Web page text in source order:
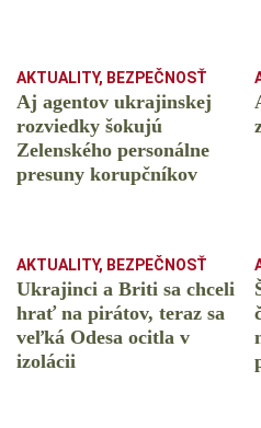
AKTUALITY, BEZPEČNOSŤ
Aj agentov ukrajinskej
rozviedky šokujú
Zelenského personálne
presuny korupčníkov
AKTUALITY, BEZPEČNOSŤ
Ukrajinci a Briti sa chceli
hrať na pirátov, teraz sa
veľká Odesa ocitla v
izolácii